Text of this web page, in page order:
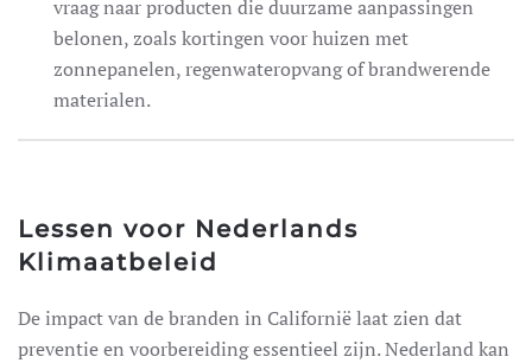
vraag naar producten die duurzame aanpassingen
belonen, zoals kortingen voor huizen met
zonnepanelen, regenwateropvang of brandwerende
materialen.
Lessen voor Nederlands
Klimaatbeleid
De impact van de branden in Californië laat zien dat
preventie en voorbereiding essentieel zijn. Nederland kan